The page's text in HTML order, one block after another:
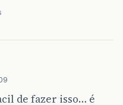
de fazer isso… é